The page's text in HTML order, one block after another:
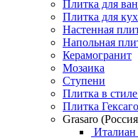
Плитка для
Плитка для
Настенная
Напольная
Керамогранит
Мозаика
Ступени
Плитка в
Плитка
Grasaro